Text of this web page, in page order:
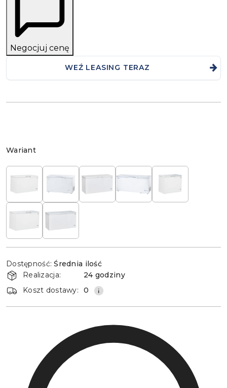
Negocjuj cenę
WEŹ LEASING TERAZ
Wariant
Wariant
i
dostawa
Dostępność: Średnia ilość
Realizacja:
24 godziny
Koszt dostawy:
0